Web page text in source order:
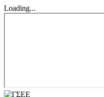
Loading...